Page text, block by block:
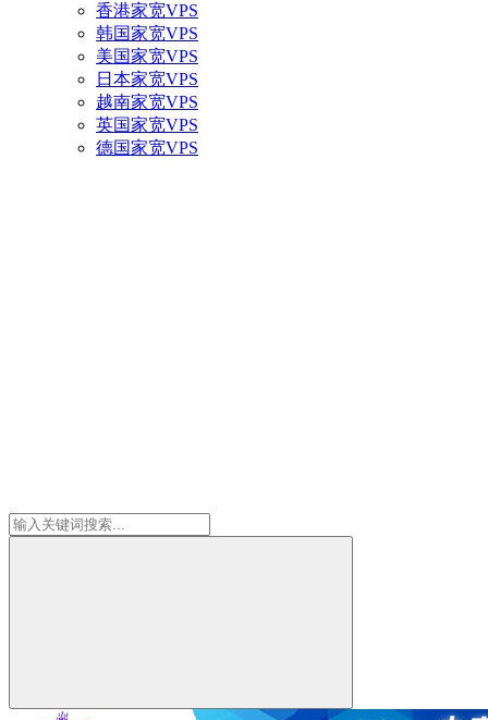
香港家宽VPS
韩国家宽VPS
美国家宽VPS
日本家宽VPS
越南家宽VPS
英国家宽VPS
德国家宽VPS